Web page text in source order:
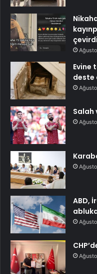
çevirdi
Evine
deste
Salah
ABD,